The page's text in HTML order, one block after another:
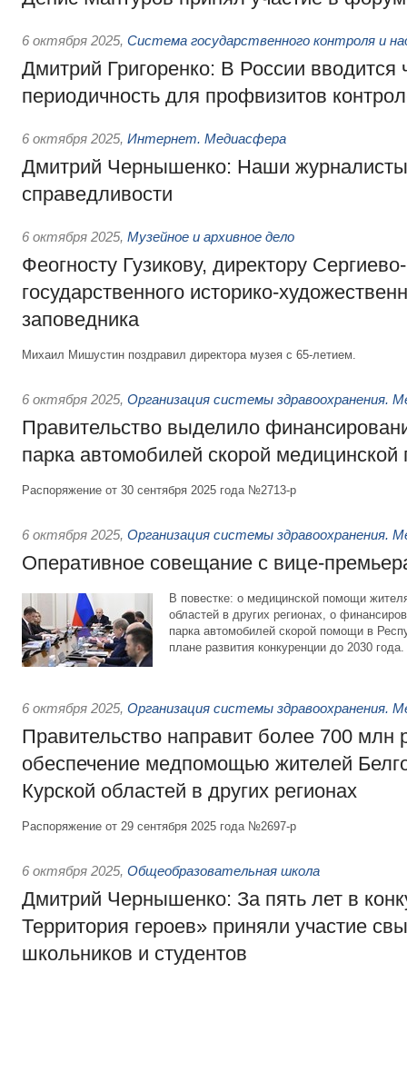
6 октября 2025, Система государственного контроля и
Дмитрий Григоренко: В России вводится
периодичность для профвизитов
6 октября 2025, Интернет. Медиасфера
Дмитрий Чернышенко: Наши
справедливости
6 октября 2025, Музейное и архивное дело
Феогносту Гузикову, директору
государственного историко-
заповедника
Михаил Мишустин поздравил директора музея с 65-летием.
6 октября 2025, Организация системы здравоохранения.
Правительство выделило
парка автомобилей скорой
Распоряжение от 30 сентября 2025 года №2713-р
6 октября 2025, Организация системы здравоохранения.
Оперативное совещание с вице-
В повестке: о медицинской помощи
областей в других регионах, о
парка автомобилей скорой помощи в
плане развития конкуренции до 2030 года.
6 октября 2025, Организация системы здравоохранения.
Правительство направит более 700 млн
обеспечение медпомощью жителей
Курской областей в других регионах
Распоряжение от 29 сентября 2025 года №2697-р
6 октября 2025, Общеобразовательная школа
Дмитрий Чернышенко: За пять лет в
Территория героев» приняли участие
школьников и студентов